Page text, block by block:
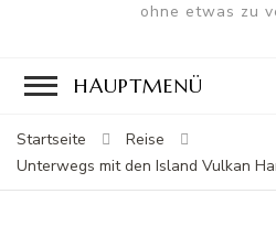
ohne etwas zu
HAUPTMENÜ
Startseite
Reise
Unterwegs mit den Island Vulkan